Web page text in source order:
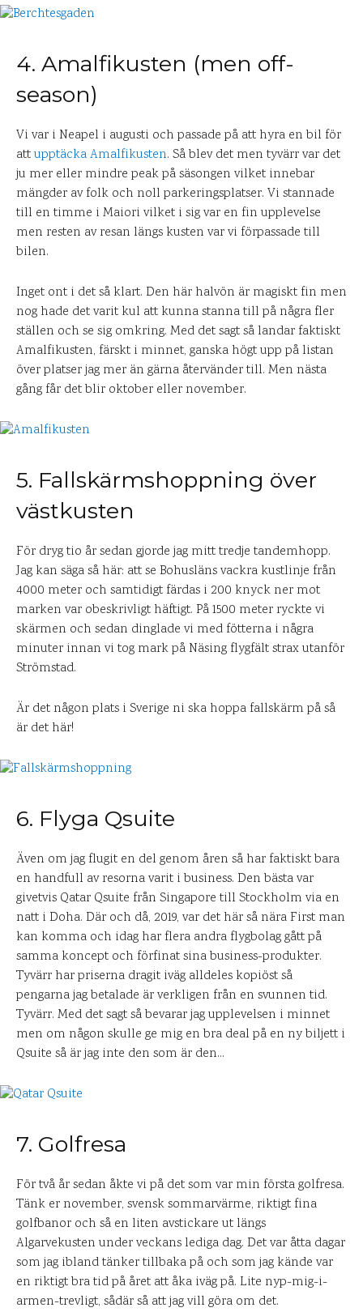
4. Amalfikusten (men off-
season)
Vi var i Neapel i augusti och passade på att hyra en bil för
attupptäcka Amalfikusten. Så blev det men tyvärr var det
ju mer eller mindre peak på säsongen vilket innebar
mängder av folk och noll parkeringsplatser. Vi stannade
till en timme i Maiori vilket i sig var en fin upplevelse
men resten av resan längs kusten var vi förpassade till
bilen.
Inget ont i det så klart. Den här halvön är magiskt fin men
nog hade det varit kul att kunna stanna till på några fler
ställen och se sig omkring. Med det sagt så landar faktiskt
Amalfikusten, färskt i minnet, ganska högt upp på listan
över platser jag mer än gärna återvänder till. Men nästa
gång får det blir oktober eller november.
5. Fallskärmshoppning över
västkusten
För dryg tio år sedan gjorde jag mitt tredje tandemhopp.
Jag kan säga så här: att se Bohusläns vackra kustlinje från
4000 meter och samtidigt färdas i 200 knyck ner mot
marken var obeskrivligt häftigt. På 1500 meter ryckte vi
skärmen och sedan dinglade vi med fötterna i några
minuter innan vi tog mark på Näsing flygfält strax utanför
Strömstad.
Är det någon plats i Sverige ni ska hoppa fallskärm på så
är det här!
6. Flyga Qsuite
Även om jag flugit en del genom åren så har faktiskt bara
en handfull av resorna varit i business. Den bästa var
givetvis Qatar Qsuite från Singapore till Stockholm via en
natt i Doha. Där och då, 2019, var det här så nära First man
kan komma och idag har flera andra flygbolag gått på
samma koncept och förfinat sina business-produkter.
Tyvärr har priserna dragit iväg alldeles kopiöst så
pengarna jag betalade är verkligen från en svunnen tid.
Tyvärr. Med det sagt så bevarar jag upplevelsen i minnet
men om någon skulle ge mig en bra deal på en ny biljett i
Qsuite så är jag inte den som är den…
7. Golfresa
För två år sedan åkte vi på det som var min första golfresa.
Tänk er november, svensk sommarvärme, riktigt fina
golfbanor och så en liten avstickare ut längs
Algarvekusten under veckans lediga dag. Det var åtta dagar
som jag ibland tänker tillbaka på och som jag kände var
en riktigt bra tid på året att åka iväg på. Lite nyp-mig-i-
armen-trevligt, sådär så att jag vill göra om det.